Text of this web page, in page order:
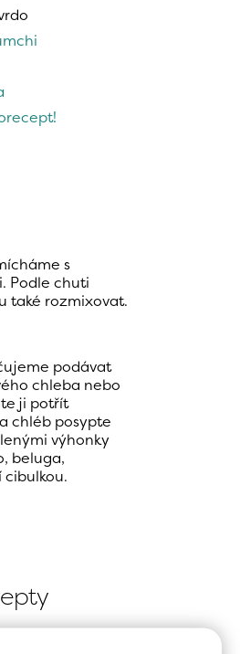
s
Podle chuti
také rozmixovat.
podávat
chleba nebo
ji potřít
chléb posypte
výhonky
beluga,
cibulkou.